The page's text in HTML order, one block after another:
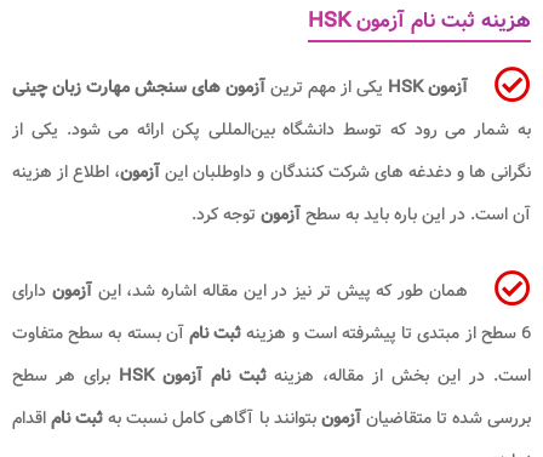
هزینه ثبت نام آزمونHSK
آزمونHSK یکی از مهم ترینآزمون ‌های سنجش مهارت زبان چینی
به شمار می ‌رود که توسط دانشگاه بین‌المللی پکن ارائه می ‌شود. یکی از
نگرانی ها و دغدغه های شرکت کنندگان و داوطلبان اینآزمون، اطلاع از هزینه
آن است. در این باره باید به سطحآزمون توجه کرد.
همان طور که پیش تر نیز در این مقاله اشاره شد، اینآزمون دارای
6 سطح از مبتدی تا پیشرفته است و هزینه‌
ثبت ‌نامآن بسته به سطح متفاوت
است. در این بخش از مقاله، هزینه‌ثبت ‌نام آزمونHSK برای هر سطح
بررسی شده تا متقاضیانآزمونبتوانند با آگاهی کامل نسبت بهثبت‌ ناماقدام